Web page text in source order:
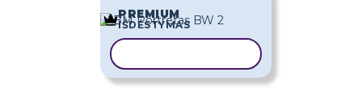
PREMIUM
IŠDĖSTYMAS